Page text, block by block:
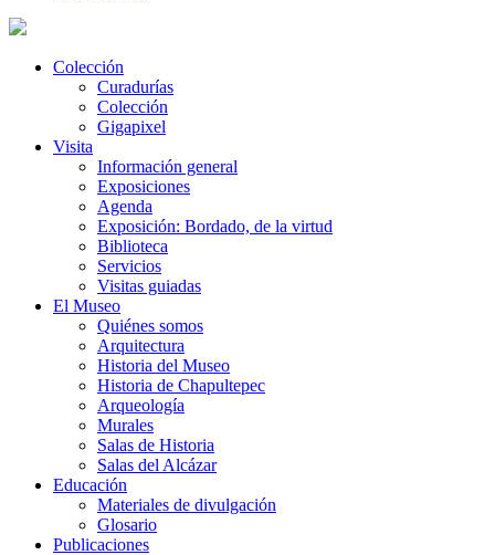
Colección
Curadurías
Colección
Gigapixel
Visita
Información general
Exposiciones
Agenda
Exposición: Bordado, de la virtud
Biblioteca
Servicios
Visitas guiadas
El Museo
Quiénes somos
Arquitectura
Historia del Museo
Historia de Chapultepec
Arqueología
Murales
Salas de Historia
Salas del Alcázar
Educación
Materiales de divulgación
Glosario
Publicaciones